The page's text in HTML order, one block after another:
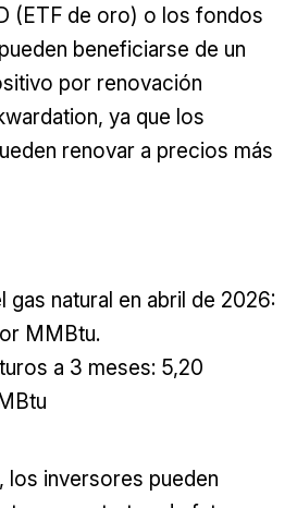
(ETF de oro) o los fondos
beneficiarse de un
por renovación
ya que los
renovar a precios más
gas natural en abril de 2026:
MMBtu.
a 3 meses: 5,20
los inversores pueden